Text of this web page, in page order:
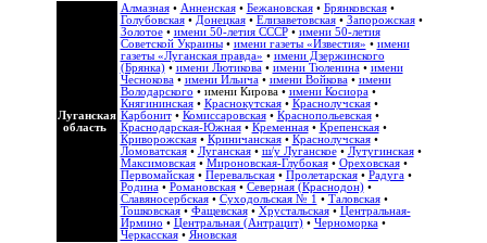
Луганская
область
Алмазная• Анненская• Бежановская• Брянковская•
Голубовская• Донецкая• Елизаветовская• Запорожская•
Золотое• имени 50-летия СССР• имени 50-летия
Советской Украины• имени газеты «Известия» • имени
газеты «Луганская правда» • имени Дзержинского
(Брянка)• имени Лютикова• имени Тюленина• имени
Чеснокова• имени Ильича• имени Войкова• имени
Володарского • имени Кирова• имени Косиора•
Княгининская• Краснокутская• Краснолучская•
Карбонит• Комиссаровская• Краснопольевская•
Краснодарская-Южная• Кременная• Крепенская•
Криворожская• Криничанская• Краснолучская•
Ломоватская• Луганская• ш/у Луганское• Лутугинская•
Максимовская• Мироновская-Глубокая• Ореховская•
Первомайская• Перевальская• Пролетарская• Радуга•
Родина• Романовская• Северная (Краснодон)•
Славяносербская• Суходольская № 1 • Таловская•
Тошковская• Фащевская• Хрустальская• Центральная-
Ирмино • Центральная (Антрацит)• Черноморка•
Черкасская• Яновская